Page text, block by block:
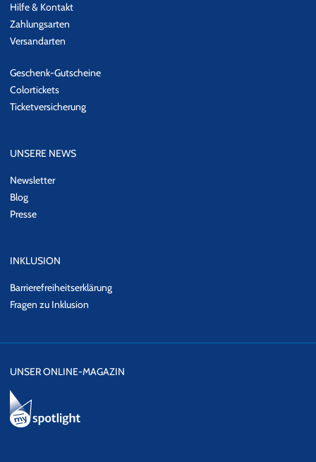
Hilfe & Kontakt
Zahlungsarten
Versandarten
Geschenk-Gutscheine
Colortickets
Ticketversicherung
UNSERE NEWS
Newsletter
Blog
Presse
INKLUSION
Barrierefreiheitserklärung
Fragen zu Inklusion
UNSER ONLINE-MAGAZIN